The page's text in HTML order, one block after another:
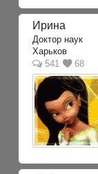
Ирина
Доктор наук
Харьков
541
68